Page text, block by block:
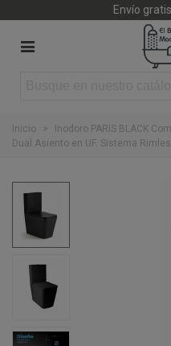
Envío
Inicio >
Inodoro PARIS BLACK
Dual.Asiento en UF. Sistema